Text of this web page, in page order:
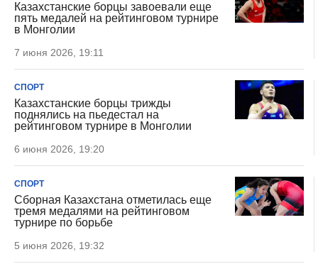
Казахстанские борцы завоевали еще
пять медалей на рейтинговом турнире
в Монголии
7 июня 2026, 19:11
СПОРТ
Казахстанские борцы трижды
поднялись на пьедестал на
рейтинговом турнире в Монголии
6 июня 2026, 19:20
СПОРТ
Сборная Казахстана отметилась еще
тремя медалями на рейтинговом
турнире по борьбе
5 июня 2026, 19:32